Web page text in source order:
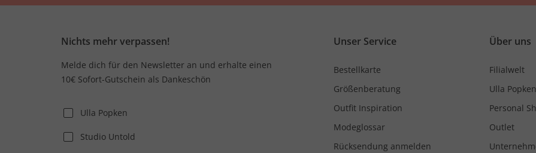
Nichts mehr verpassen!
Melde dich für den Newsletter an und erhalte einen
10€ Sofort-Gutschein als Dankeschön
Ulla Popken
Studio Untold
Unser Service
Bestellkarte
Größenberatung
Outfit Inspiration
Modeglossar
Rücksendung anmelden
Über uns
Filialwelt
Ulla
Personal
Outlet